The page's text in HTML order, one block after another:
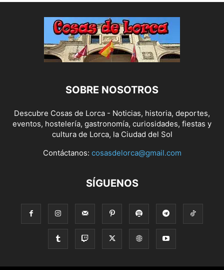
SOBRE NOSOTROS
Descubre Cosas de Lorca - Noticias, historia, deportes,
eventos, hostelería, gastronomía, curiosidades, fiestas y
cultura de Lorca, la Ciudad del Sol
Contáctanos: cosasdelorca@gmail.com
SÍGUENOS